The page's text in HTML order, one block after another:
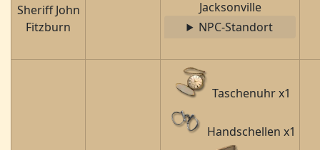
Sheriff John
Fitzburn
Jacksonville
NPC-Standort
Taschenuhr x1
Handschellen x1